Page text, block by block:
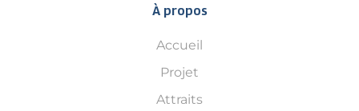
À propos
Accueil
Projet
Attraits